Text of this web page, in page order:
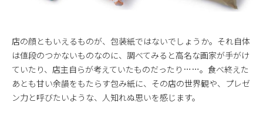
店の顔ともいえるものが、包装紙ではないでしょうか。それ自体
は値段のつかないものなのに、調べてみると高名な画家が手がけ
ていたり、店主自らが考えていたものだったり……。食べ終えた
あとも甘い余韻をもたらす包み紙に、その店の世界観や、プレゼ
ン力と呼びたいような、人知れぬ思いを感じます。